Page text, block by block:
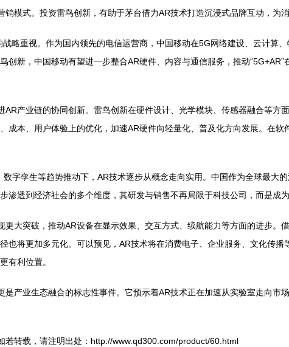
模式。投资雷鸟创新，有助于茅台借力AR技术打造沉浸式品牌互动，为
略重视。作为国内领先的电信运营商，中国移动在5G网络建设、云计算
新，中国移动有望进一步整合AR硬件、内容与通信服务，推动
产业链的协同创新。雷鸟创新在硬件设计、光学模块、传感器融合等方
成本、用户体验上的优化，加速AR硬件向轻量化、普及化方向发展。在
字孪生等趋势推动下，AR技术逐步从概念走向实用。中国作为全球最大
透到经济社会的多个维度，其研发与销售不再局限于科技公司，而是成
大突破，推动AR设备在显示效果、交互方式、续航能力等方面的进步。
也将更加多元化。可以预见，AR技术将在消费电子、企业服务、文化传
有利位置。
产业生态融合的标志性事件。它预示着AR技术正在加速从实验室走向市
若转载，请注明出处：http://www.qd300.com/product/60.html